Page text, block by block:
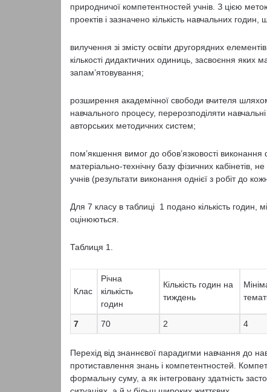
природничої компетентностей учнів. З цією
проектів і зазначено кількість навчальних
вилучення зі змісту освіти другорядних
кількості дидактичних одиниць, засвоєння
запам’ятовування;
розширення академічної свободи вчителя
навчального процесу, перерозподіляти
авторських методичних систем;
пом’якшення вимог до обов’язковості
матеріально-технічну базу фізичних кабінетів,
учнів (результати виконання однієї з робіт до
Для 7 класу в таблиці 1 подано кількість годин,
оцінюються.
Таблиця 1.
Клас
Річна
кількість
годин
Кількість годин на
тиждень
7 70 2 4
Перехід від знаннєвої парадигми навчання до
протиставлення знань і компетентностей.
формальну суму, а як інтегровану здатність